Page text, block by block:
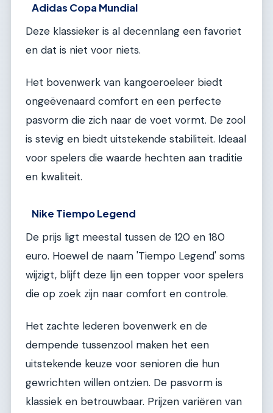
Adidas Copa Mundial
Deze klassieker is al decennlang een favoriet
en dat is niet voor niets.
Het bovenwerk van kangoeroeleer biedt
ongeëvenaard comfort en een perfecte
pasvorm die zich naar de voet vormt. De zool
is stevig en biedt uitstekende stabiliteit. Ideaal
voor spelers die waarde hechten aan traditie
en kwaliteit.
Nike Tiempo Legend
De prijs ligt meestal tussen de 120 en 180
euro. Hoewel de naam 'Tiempo Legend' soms
wijzigt, blijft deze lijn een topper voor spelers
die op zoek zijn naar comfort en controle.
Het zachte lederen bovenwerk en de
dempende tussenzool maken het een
uitstekende keuze voor senioren die hun
gewrichten willen ontzien. De pasvorm is
klassiek en betrouwbaar. Prijzen variëren van